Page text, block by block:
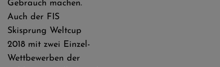
Gebrauch machen.
Auch der FIS
Skisprung Weltcup
2018 mit zwei Einzel-
Wettbewerben der